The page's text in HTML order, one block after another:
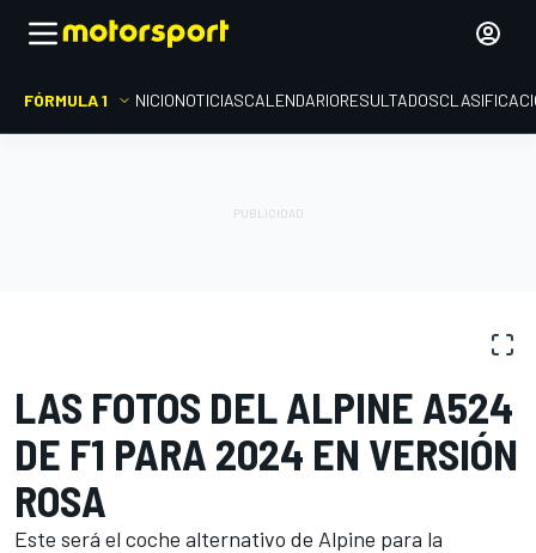
FÓRMULA 1 INICIONOTICIASCALENDARIORESULTADOS
LAS FOTOS DEL ALPINE A524
DE F1 PARA 2024 EN VERSIÓN
ROSA
Este será el coche alternativo de Alpine para la